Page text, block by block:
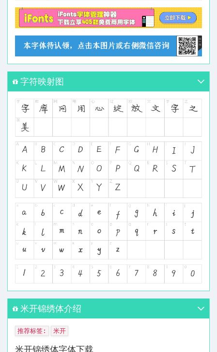
字符映射图
米开锦绣体介绍
推荐标签: 米开
米开锦绣体字体下载